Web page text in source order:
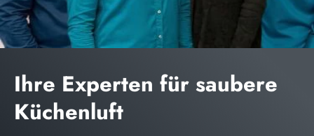
Ihre Experten für saubere
Küchenluft